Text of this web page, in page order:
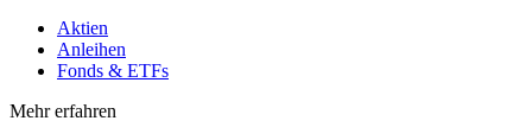
Aktien
Anleihen
Fonds & ETFs
Mehr erfahren